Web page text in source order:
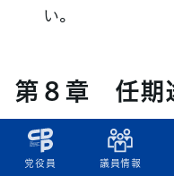
党役員 議員情報
い。
第８章 任期
（任期途中選挙